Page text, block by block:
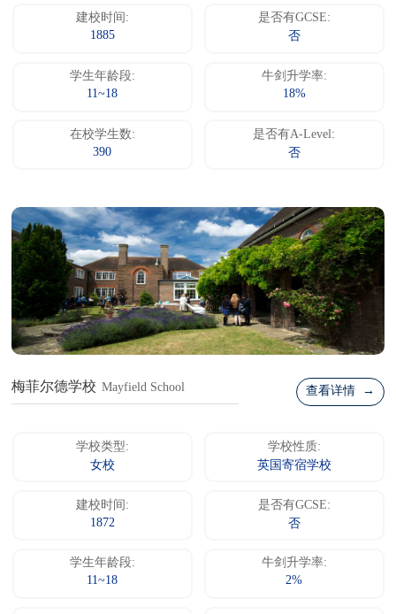
建校时间:
1885
是否有GCSE:
否
学生年龄段:
11~18
牛剑升学率:
18%
在校学生数:
390
是否有A-Level:
否
梅菲尔德学校 Mayfield School 查看详情 →
学校类型:
女校
学校性质:
英国寄宿学校
建校时间:
1872
是否有GCSE:
否
学生年龄段:
11~18
牛剑升学率:
2%